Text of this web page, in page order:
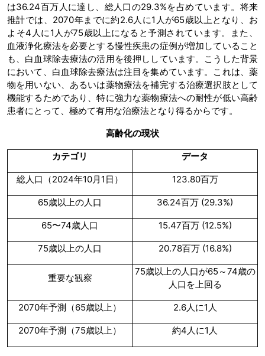
は36.24百万人に達し、総人口の29.3%を占めています。将来
推計では、2070年までに約2.6人に1人が65歳以上となり、お
よそ4人に1人が75歳以上になると予測されています。また、
血液浄化療法を必要とする慢性疾患の症例が増加していること
も、白血球除去療法の活用を後押ししています。こうした背景
において、白血球除去療法は注目を集めています。これは、薬
物を用いない、あるいは薬物療法を補完する治療選択肢として
機能するためであり、特に強力な薬物療法への耐性が低い高齢
患者にとって、極めて有用な治療法となり得るからです。
高齢化の現状
カテゴリ データ
総人口（2024年10月1日） 123.80百万
65歳以上の人口 36.24百万 (29.3%)
65〜74歳人口 15.47百万 (12.5%)
75歳以上の人口 20.78百万 (16.8%)
重要な観察
75歳以上の人口が65～74歳の
人口を上回る
2070年予測（65歳以上） 2.6人に1人
2070年予測（75歳以上） 約4人に1人